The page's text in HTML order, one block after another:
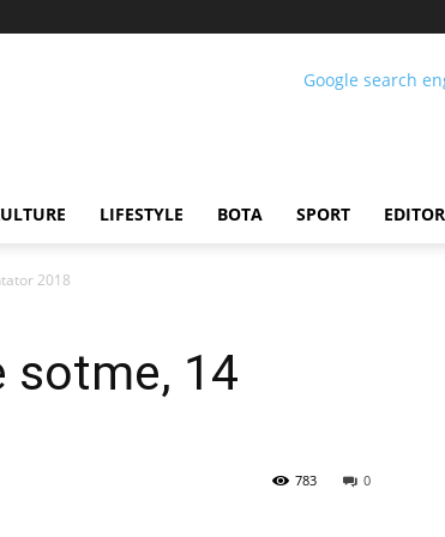
LIFESTYLE BOTA SPORT
2018
sotme, 14
0
783